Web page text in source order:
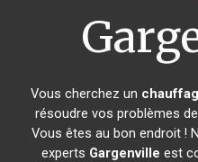
Vous cherchez un
résoudre vos problèmes
Vous êtes au bon endroit !
experts Gargenville est